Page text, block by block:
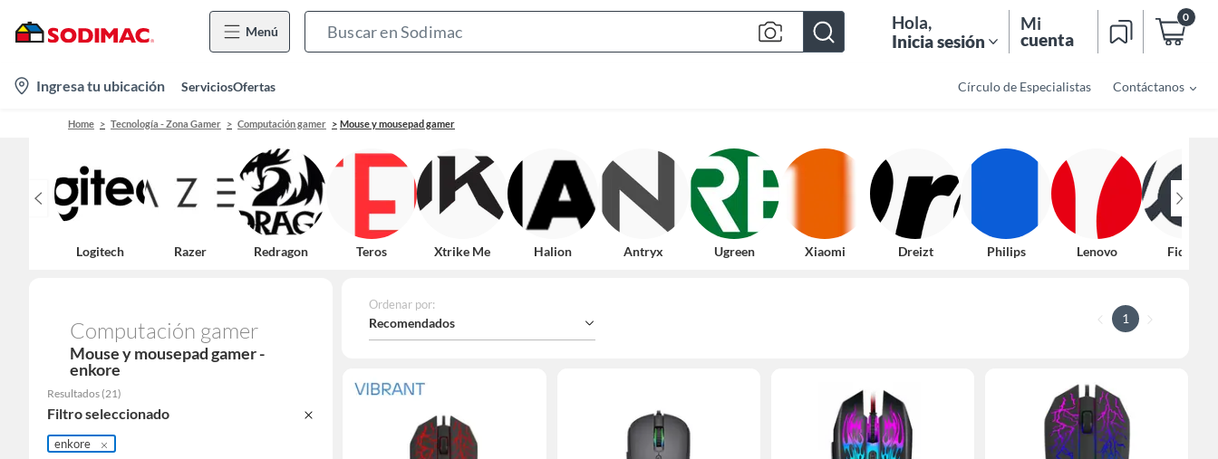
Menú
Bar
Hola,
Inicia sesión
Mi
cuenta
0
location-
icon
Ingresa tu ubicación ServiciosOfertas Círculo de Especialistas Contáctanos
Home Tecnología - Zona Gamer Computación gamer Mouse y mousepad gamer
Logitech Razer Redragon Teros Xtrike Me Halion Antryx Ugreen Xiaomi Dreizt Philips Lenovo Fiddler
Computación gamer
Mouse y mousepad gamer -
enkore
Resultados (21)
Filtro seleccionado
enkore
Ordenar por:
Recomendados 1